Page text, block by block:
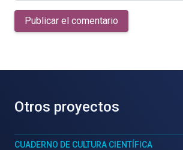
Publicar el comentario
Otros proyectos
CUADERNO DE CULTURA CIENTÍFICA